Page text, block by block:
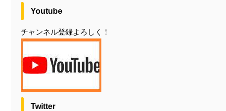
Youtube
チャンネル登録よろしく！
Twitter